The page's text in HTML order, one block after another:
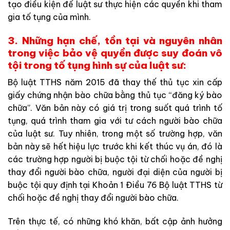
tạo điều kiện để luật sư thực hiện các quyền khi tham
gia tố tụng của mình.
3. Những hạn chế, tồn tại và nguyên nhân
trong việc bảo vệ quyền được suy đoán vô
tội trong tố tụng hình sự của luật sư:
Bộ luật TTHS năm 2015 đã thay thế thủ tục xin cấp
giấy chứng nhận bào chữa bằng thủ tục “đăng ký bào
chữa”. Văn bản này có giá trị trong suốt quá trình tố
tụng, quá trình tham gia với tư cách người bào chữa
của luật sư. Tuy nhiên, trong một số trường hợp, văn
bản này sẽ hết hiệu lực trước khi kết thúc vụ án, đó là
các trường hợp người bị buộc tội từ chối hoặc đề nghị
thay đổi người bào chữa, người đại diện của người bị
buộc tội quy định tại Khoản 1 Điều 76 Bộ luật TTHS từ
chối hoặc đề nghị thay đổi người bào chữa.
Trên thực tế, có những khó khăn, bất cập ảnh hưởng